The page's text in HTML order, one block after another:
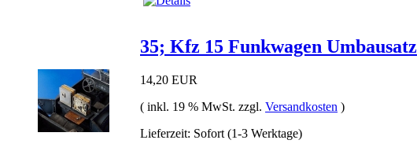
35; Kfz 15 Funkwagen Umbausatz
14,20 EUR
( inkl. 19 % MwSt. zzgl. Versandkosten )
Lieferzeit: Sofort (1-3 Werktage)